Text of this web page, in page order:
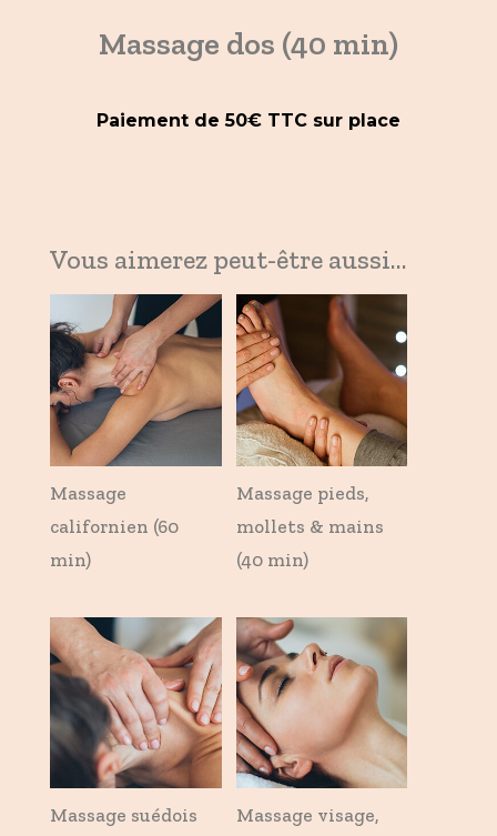
Massage dos (40 min)
Paiement de 50€ TTC sur place
Vous aimerez peut-être aussi…
Massage
californien (60
min)
Massage pieds,
mollets & mains
(40 min)
Massage suédois
Massage visage,